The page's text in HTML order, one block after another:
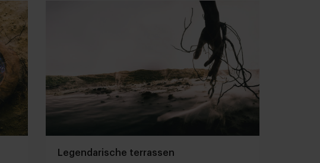
Legendarische terrassen